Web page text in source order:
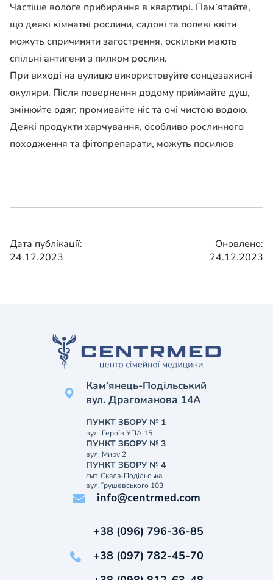
Частіше вологе прибирання в квартирі. Пам’ятайте,
що деякі кімнатні рослини, садові та полеві квіти
можуть спричиняти загострення, оскільки мають
спільні антигени з пилком рослин.
При виході на вулицю використовуйте сонцезахисні
окуляри. Після повернення додому приймайте душ,
змінюйте одяг, промивайте ніс та очі чистою водою.
Деякі продукти харчування, особливо рослинного
походження та фітопрепарати, можуть посилюв
Дата публікації:
24.12.2023
Оновлено:
24.12.2023
Кам’янець-Подільський
вул. Драгоманова 14А
ПУНКТ ЗБОРУ № 1
вул. Героїв УПА 15
ПУНКТ ЗБОРУ № 3
вул. Миру 2
ПУНКТ ЗБОРУ № 4
смт. Скала-Подільська,
вул.Грушевського 103
info@centrmed.com
+38 (096) 796-36-85
+38 (097) 782-45-70